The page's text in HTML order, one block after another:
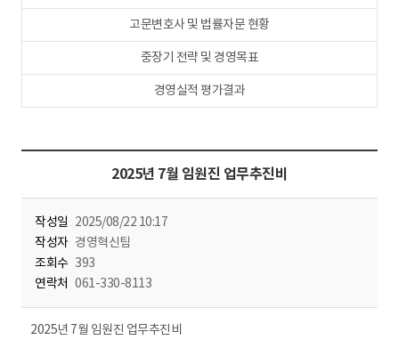
고문변호사 및 법률자문 현황
중장기 전략 및 경영목표
경영실적 평가결과
2025년 7월 임원진 업무추진비
작성일 2025/08/22 10:17
작성자 경영혁신팀
조회수 393
연락처 061-330-8113
2025년 7월 임원진 업무추진비